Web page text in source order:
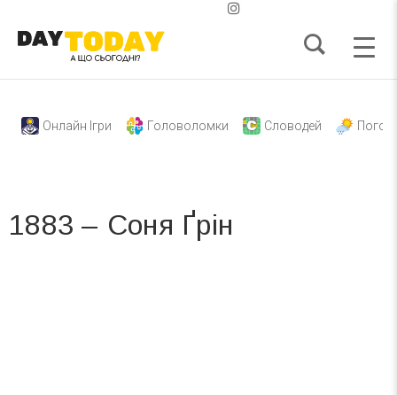
Онлайн Ігри Головоломки Словодей
1883 – Соня Ґрін